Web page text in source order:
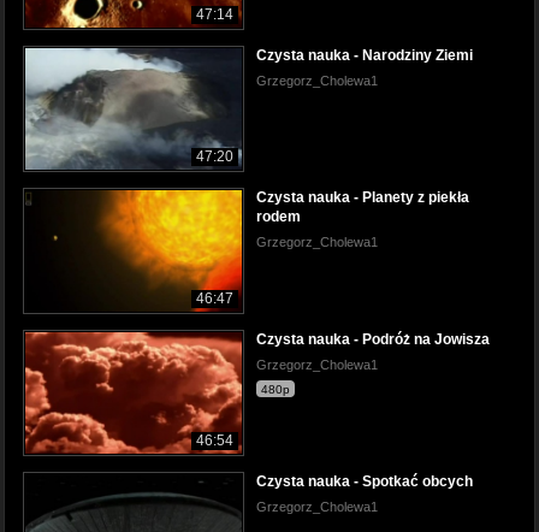
47:14
47:20
Czysta nauka - Narodziny Ziemi
Grzegorz_Cholewa1
46:47
Czysta nauka - Planety z piekła
rodem
Grzegorz_Cholewa1
46:54
Czysta nauka - Podróż na Jowisza
Grzegorz_Cholewa1
480p
Czysta nauka - Spotkać obcych
Grzegorz_Cholewa1